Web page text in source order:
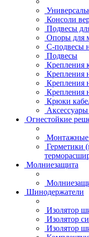
Консоли
Подвесы
Опоры для
С-подвесы
Подвесы
Крепления
Крепления
Крепления
Крепления
Крюки
Огнестойкие
Герметики
Молниезащита
Шинодержатели
Изолятор
Изолятор
Изолятор